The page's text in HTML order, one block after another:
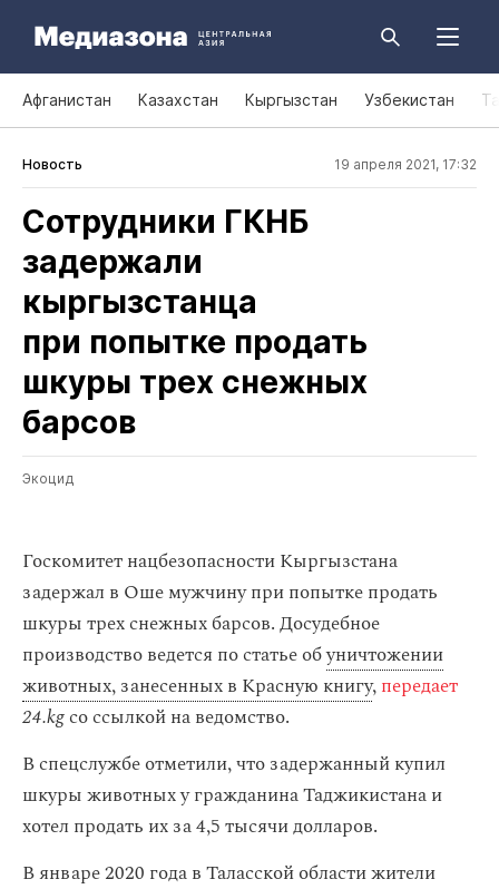
Афганистан Казахстан Кыргызстан Узбекистан
Новость 19 апреля 2021, 17:32
Сотрудники ГКНБ
задержали
кыргызстанца
при попытке продать
шкуры трех снежных
барсов
Экоцид
Госкомитет нацбезопасности Кыргызстана
задержал в Оше мужчину при попытке продать
шкуры трех снежных барсов. Досудебное
производство ведется по статье обуничтожении
животных, занесенных в Красную книгу,передает
24.kgсо ссылкой на ведомство.
В спецслужбе отметили, что задержанный купил
шкуры животных у гражданина Таджикистана и
хотел продать их за 4,5 тысячи долларов.
В январе 2020 года в Таласской области жители